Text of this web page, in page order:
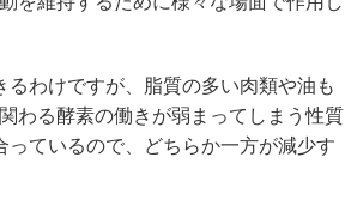
わけですが、脂質の多い肉類や油も
わる酵素の働きが弱まってしまう性質
ているので、どちらか一方が減少す